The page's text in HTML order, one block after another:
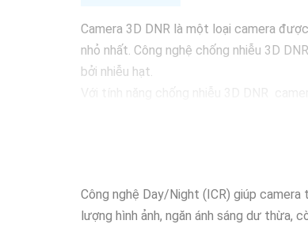
Camera 3D DNR là một loại camera
nhỏ nhất. Công nghệ chống nhiễu 3D
bởi nhiễu hạt.
Công nghệ Day/Night (ICR) giúp
lượng hình ảnh, ngăn ánh sáng dư thừa,